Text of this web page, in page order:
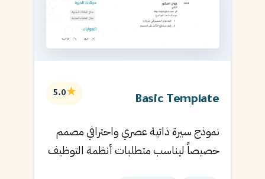
Basic Template
★
5.0
نموذج سيرة ذاتية عصري واحترافي مصمم
خصيصاً ليناسب متطلبات أنظمة التوظيف